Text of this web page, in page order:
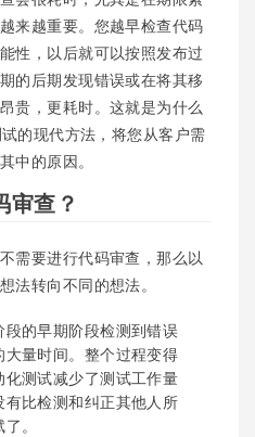
来越重要。您越早检查代码
性，以后就可以按照发布过
的后期发现错误或在将其移
贵，更耗时。这就是为什么
的现代方法，将您从客户需
中的原因。
审查？
需要进行代码审查，那么以
法转向不同的想法。
的早期阶段检测到错误
量时间。整个过程变得
测试减少了测试工作量
比检测和纠正其他人所
。